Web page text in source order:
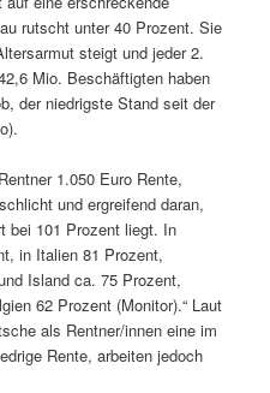
rutscht unter 40 Prozent. Sie
steigt und jeder 2.
Mio. Beschäftigten haben
der niedrigste Stand seit der
1.050 Euro Rente,
und ergreifend daran,
bei 101 Prozent liegt. In
in Italien 81 Prozent,
Island ca. 75 Prozent,
62 Prozent (Monitor).“ Laut
als Rentner/innen eine im
Rente, arbeiten jedoch